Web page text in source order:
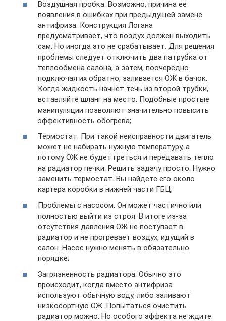
Воздушная пробка. Возможно, причина ее
появления в ошибках при предыдущей замене
антифриза. Конструкция Логана
предусматривает, что воздух должен выходить
сам. Но иногда это не срабатывает. Для решения
проблемы следует отключить два патрубка от
теплообмена салона, а затем, поочередно
подключая их обратно, заливается ОЖ в бачок.
Когда жидкость начнет течь из второй трубки,
вставляйте шланг на место. Подобные простые
манипуляции позволяют значительно повысить
эффективность обогрева;
Термостат. При такой неисправности двигатель
может не набирать нужную температуру, а
потому ОЖ не будет греться и передавать тепло
на радиатор печки. Решить задачу просто. Нужно
заменить термостат. Вы найдете его около
картера коробки в нижней части ГБЦ;
Проблемы с насосом. Он может частично или
полностью выйти из строя. В итоге из-за
отсутствия давления ОЖ не поступает в
радиатор и не прогревает воздух, идущий в
салон. Насос нужно менять в обязательно
порядке;
Загрязненность радиатора. Обычно это
происходит, когда вместо антифриза
используют обычную воду, либо заливают
низкосортную ОЖ. Попытаться очистить
радиатор можно. Но особого эффекта не ждите.